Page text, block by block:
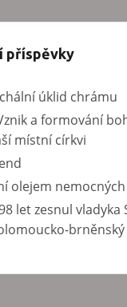
příspěvky
úklid chrámu
a formování
místní církvi
olejem nemocných
let zesnul vladyka
brněnský